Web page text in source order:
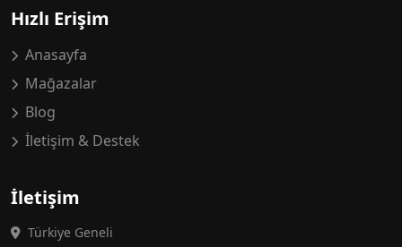
Hızlı Erişim
Anasayfa
Mağazalar
Blog
İletişim & Destek
İletişim
Türkiye Geneli